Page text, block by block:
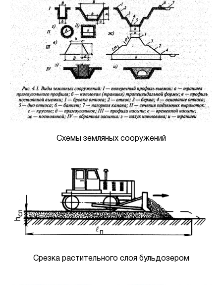
Схемы земляных сооружений
Срезка растительного слоя бульдозером